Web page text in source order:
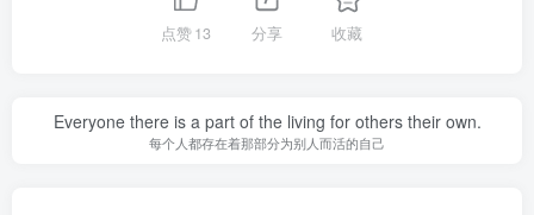
点赞13 分享 收藏
Everyone there is a part of the living for others their own.
每个人都存在着那部分为别人而活的自己